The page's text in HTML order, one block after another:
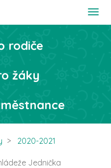
T
t
rodiče
žáky
2020-2021
Jednička